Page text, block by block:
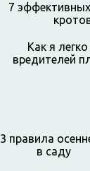
7
Как я
вредителей
3 правила
в саду